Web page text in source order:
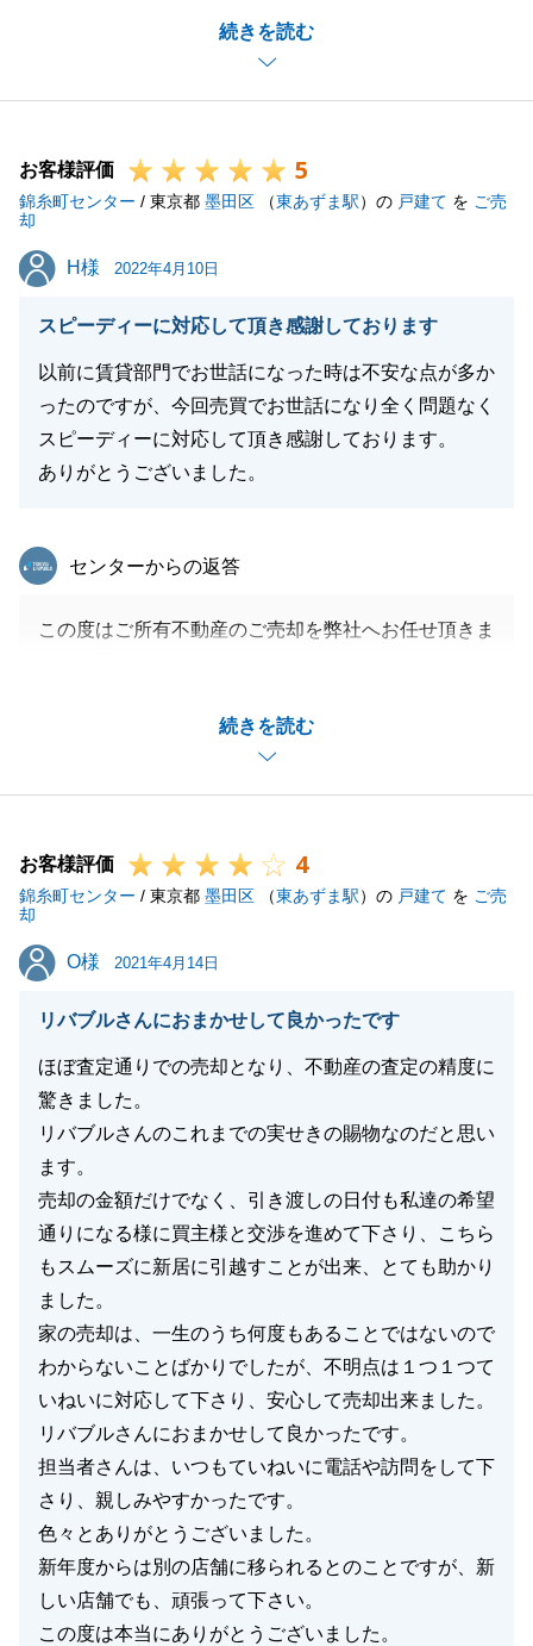
続きを読む
本当にありがとうございました。
今後、確定申告がございますので、ご不明点等ござい
何卒よろしくお願い申し上げます。
お客様評価 5
錦糸町センター / 東京都 墨田区 （東あずま駅）の 戸建て を ご売
却
H様
H様 2022年4月10日
スピーディーに対応して頂き感謝しております
以前に賃貸部門でお世話になった時は不安な点が多か
ったのですが、今回売買でお世話になり全く問題なく
スピーディーに対応して頂き感謝しております。
ありがとうございました。
続きを読む
東急リバブル
センターからの返答
この度はご所有不動産のご売却を弊社へお任せ頂きま
葉まで頂戴しまして、感謝申し上げます。
今後も質の高いサービスを一人でも多くのお客様に提
供できますよう、日々の業務に励んでまいります。
きたいと思っておりますので、今後も不動産に関する
ことは、東急リバブルへご用命ください。
す。
お客様評価 4
錦糸町センター / 東京都 墨田区 （東あずま駅）の 戸建て を ご売
却
O様
O様 2021年4月14日
リバブルさんにおまかせして良かったです
ほぼ査定通りでの売却となり、不動産の査定の精度に
驚きました。
リバブルさんのこれまでの実せきの賜物なのだと思い
ます。
売却の金額だけでなく、引き渡しの日付も私達の希望
通りになる様に買主様と交渉を進めて下さり、こちら
もスムーズに新居に引越すことが出来、とても助かり
ました。
家の売却は、一生のうち何度もあることではないので
わからないことばかりでしたが、不明点は１つ１つて
いねいに対応して下さり、安心して売却出来ました。
リバブルさんにおまかせして良かったです。
担当者さんは、いつもていねいに電話や訪問をして下
さり、親しみやすかったです。
色々とありがとうございました。
新年度からは別の店舗に移られるとのことですが、新
しい店舗でも、頑張って下さい。
この度は本当にありがとうございました。